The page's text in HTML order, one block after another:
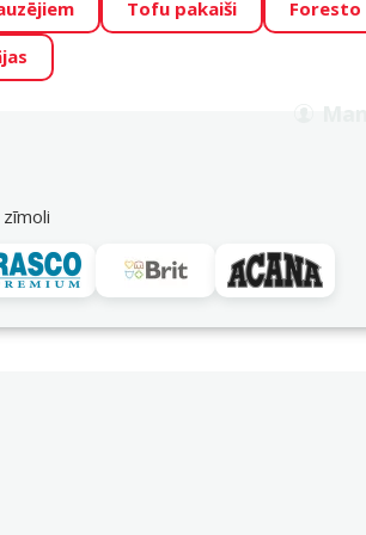
cenas mīluļu TOP barībām! 🍖 →
tieši Tavs mīlulis būs 2027. gada
Tofu pakaiši
Foresto
Piegādes iespējas